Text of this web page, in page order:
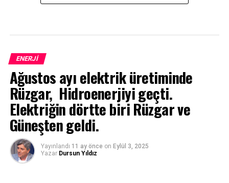
ENERJI
Ağustos ayı elektrik üretiminde
Rüzgar, Hidroenerjiyi geçti.
Elektriğin dörtte biri Rüzgar ve
Güneşten geldi.
Yayınlandı 11 ay önce on Eylül 3, 2025
Yazar Dursun Yıldız